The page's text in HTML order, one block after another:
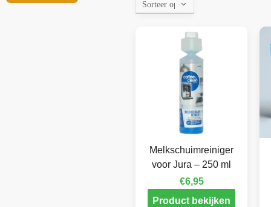
Melkschuimreiniger
voor Jura – 250 ml
€6,95
Product bekijken